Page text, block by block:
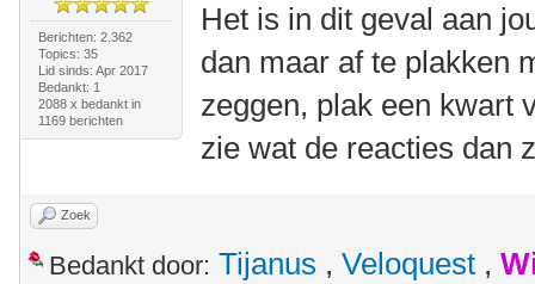
Berichten: 2.362
Topics: 35
Lid sinds: Apr 2017
Bedankt: 1
2088 x bedankt in
1169 berichten
Het is in dit geval aan
dan maar af te plakken
zeggen, plak een kwart
zie wat de reacties dan
Zoek
Bedankt door: Tijanus , Veloquest ,